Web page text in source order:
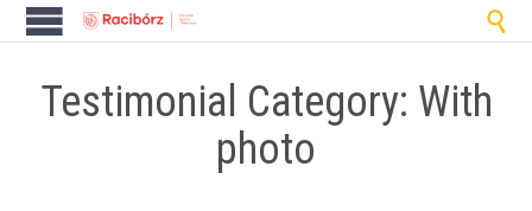

Testimonial Category: With
photo